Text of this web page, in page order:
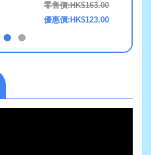
零售價:HK$163.00
優惠價:HK$123.00